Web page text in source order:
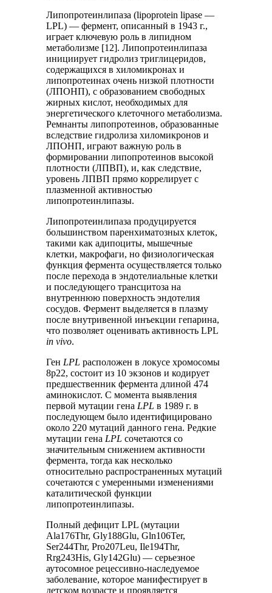
Липопротеинлипаза (lipoprotein lipase —
LPL) — фермент, описанный в 1943 г.,
играет ключевую роль в липидном
метаболизме [12]. Липопротеинлипаза
инициирует гидролиз триглицеридов,
содержащихся в хиломикронах и
липопротеинах очень низкой плотности
(ЛПОНП), с образованием свободных
жирных кислот, необходимых для
энергетического клеточного метаболизма.
Ремнанты липопротеинов, образованные
вследствие гидролиза хиломикронов и
ЛПОНП, играют важную роль в
формировании липопротеинов высокой
плотности (ЛПВП), и, как следствие,
уровень ЛПВП прямо коррелирует с
плазменной активностью
липопротеинлипазы.
Липопротеинлипаза продуцируется
большинством паренхиматозных клеток,
такими как адипоциты, мышечные
клетки, макрофаги, но физиологическая
функция фермента осуществляется только
после перехода в эндотелиальные клетки
и последующего трансцитоза на
внутреннюю поверхность эндотелия
сосудов. Фермент выделяется в плазму
после внутривенной инъекции гепарина,
что позволяет оценивать активность LPL
in vivo.
Ген LPL расположен в локусе хромосомы
8р22, состоит из 10 экзонов и кодирует
предшественник фермента длиной 474
аминокислот. С момента выявления
первой мутации гена LPL в 1989 г. в
последующем было идентифицировано
около 220 мутаций данного гена. Редкие
мутации гена LPL сочетаются со
значительным снижением активности
фермента, тогда как несколько
относительно распространенных мутаций
сочетаются с умеренными изменениями
каталитической функции
липопротеинлипазы.
Полный дефицит LPL (мутации
Аla176Тhr, Gly188Glu, Gln106Ter,
Ser244Thr, Pro207Leu, Ile194Thr,
Rrg243His, Gly142Glu) — серьезное
аутосомное рецессивно-наследуемое
заболевание, которое манифестирует в
детском возрасте и проявляется